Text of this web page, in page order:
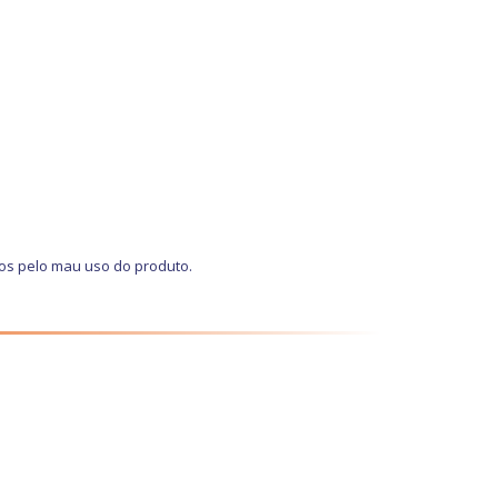
pelo mau uso do produto.